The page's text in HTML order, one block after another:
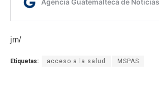
jm/
Etiquetas: acceso a la salud MSPAS